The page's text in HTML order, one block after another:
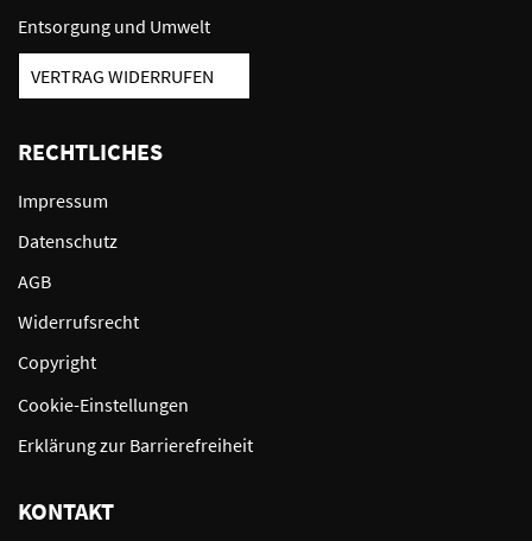
Entsorgung und Umwelt
VERTRAG WIDERRUFEN
RECHTLICHES
Impressum
Datenschutz
AGB
Widerrufsrecht
Copyright
Cookie-Einstellungen
Erklärung zur Barrierefreiheit
KONTAKT